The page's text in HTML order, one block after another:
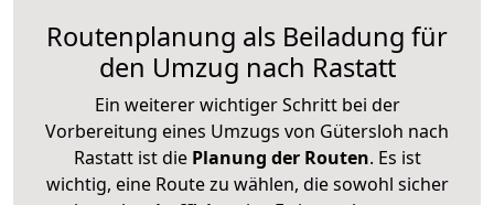
Routenplanung als Beiladung für
den Umzug nach Rastatt
Ein weiterer wichtiger Schritt bei der
Vorbereitung eines Umzugs von Gütersloh nach
Rastatt ist diePlanung der Routen. Es ist
wichtig, eine Route zu wählen, die sowohl sicher